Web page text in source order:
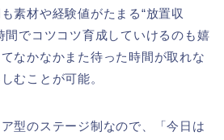
素材や経験値がたまる“放置収
間でコツコツ育成していけるのも嬉
なかなかまた待った時間が取れな
むことが可能。
型のステージ制なので、「今日は